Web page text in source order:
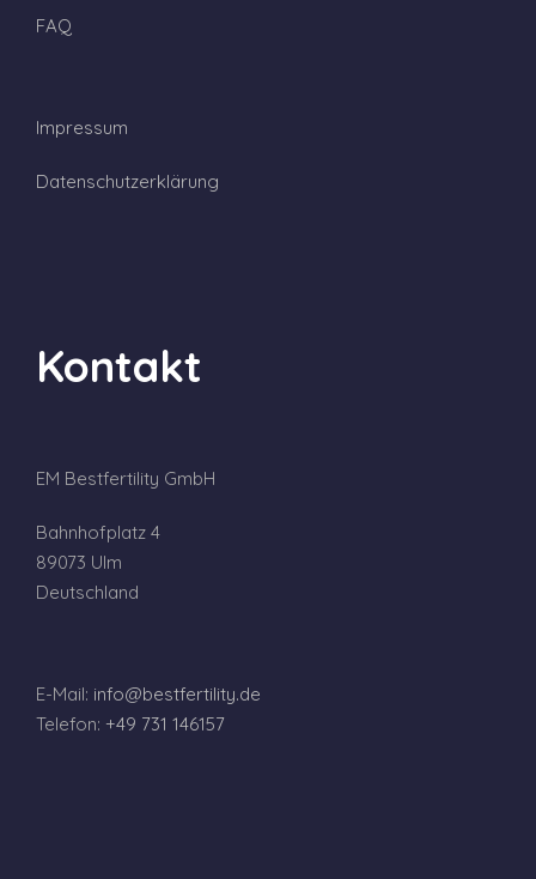
FAQ
Impressum
Datenschutzerklärung
Kontakt
EM Bestfertility GmbH
Bahnhofplatz 4
89073 Ulm
Deutschland
E-Mail: info@bestfertility.de
Telefon: +49 731 146157